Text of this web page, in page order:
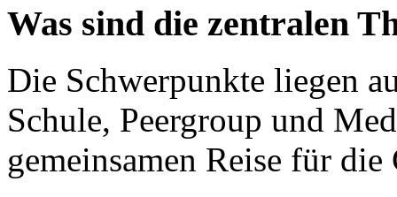
Was sind die zentralen
Die Schwerpunkte liegen
Schule, Peergroup und
gemeinsamen Reise für